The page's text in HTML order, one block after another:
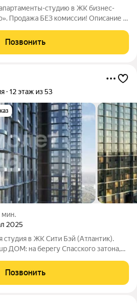
студию в ЖК бизнес-
Продажа БЕЗ комиссии! Описание и
собственник, который БУДЕТ
НЕ
Позвонить
12 этаж из 53
мин.
2025
студия в ЖК Сити Бэй (Атлантик).
затона,
North, Cliff,
Позвонить